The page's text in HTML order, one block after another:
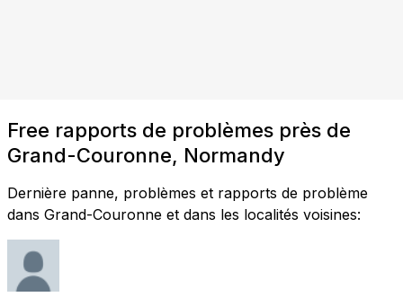
Free rapports de problèmes près de
Grand-Couronne, Normandy
Dernière panne, problèmes et rapports de problème
dans Grand-Couronne et dans les localités voisines: